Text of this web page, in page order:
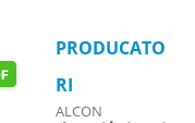
PRODUCATO
RI
ALCON